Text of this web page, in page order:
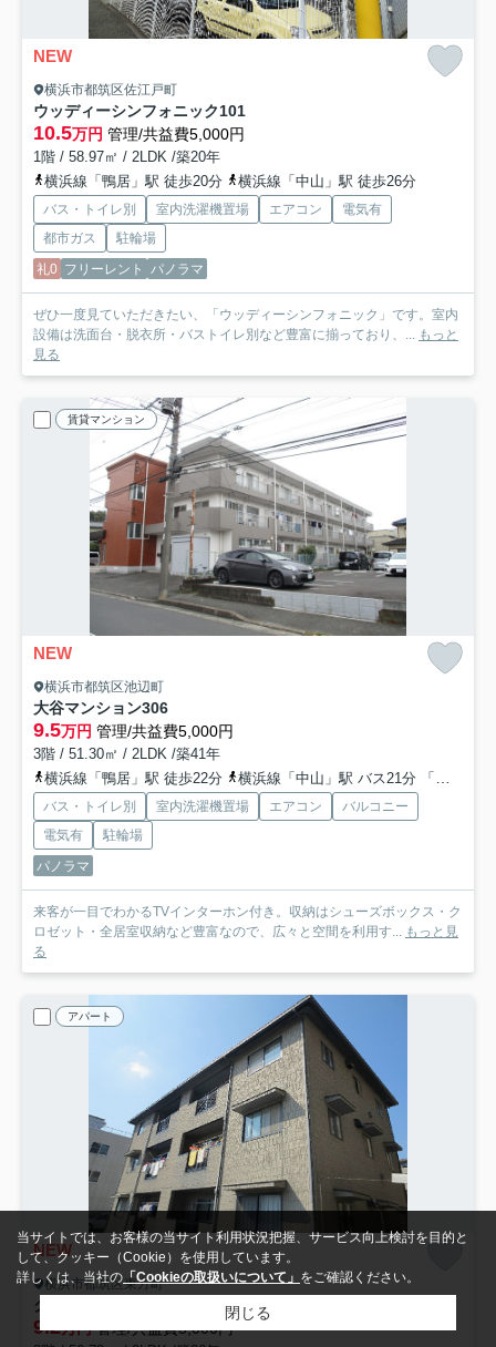
NEW
横浜市都筑区佐江戸町
ウッディーシンフォニック101
10.5万円 管理/共益費5,000円
1階 / 58.97㎡ / 2LDK /築20年
横浜線「鴨居」駅 徒歩20分
横浜線「中山」駅 徒歩26分
バス・トイレ別 室内洗濯機置場 エアコン
電気有
都市ガス
駐輪場
礼0 フリーレント パノラマ
ぜひ一度見ていただきたい、「ウッディーシンフォニック」です。室内
設備は洗面台・脱衣所・バストイレ別など豊富に揃っており、...
もっと
見る
賃貸マンション
NEW
横浜市都筑区池辺町
大谷マンション306
9.5万円 管理/共益費5,000円
3階 / 51.30㎡ / 2LDK /築41年
横浜線「鴨居」駅 徒歩22分
横浜線「中山」駅 バス21分 「池辺」 停歩6分
バス・トイレ別 室内洗濯機置場 エアコン
バルコニー
電気有
駐輪場
パノラマ
来客が一目でわかるTVインターホン付き。収納はシューズボックス・ク
ロゼット・全居室収納など豊富なので、広々と空間を利用す... もっと見
る
アパート
NEW
横浜市都筑区東方町
クレストハイツ
9.2万円管理/共益費5,000円
当サイトでは、お客様の当サイト利用状況把握、サービス向上検討を目的と
して、クッキー（Cookie）を使用しています。
詳しくは、当社の 「Cookieの取扱いについて」 をご確認ください。
閉じる